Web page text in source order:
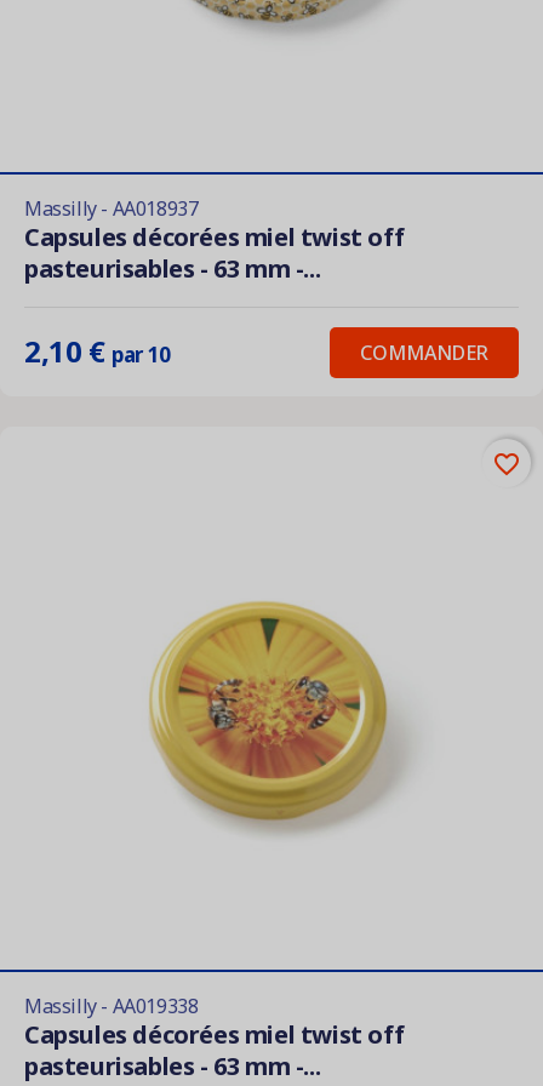
Massilly - AA018937
Capsules décorées miel twist off
pasteurisables - 63 mm -...
2,10 € par 10 COMMANDER
Massilly - AA019338
Capsules décorées miel twist off
pasteurisables - 63 mm -...
favorite_border